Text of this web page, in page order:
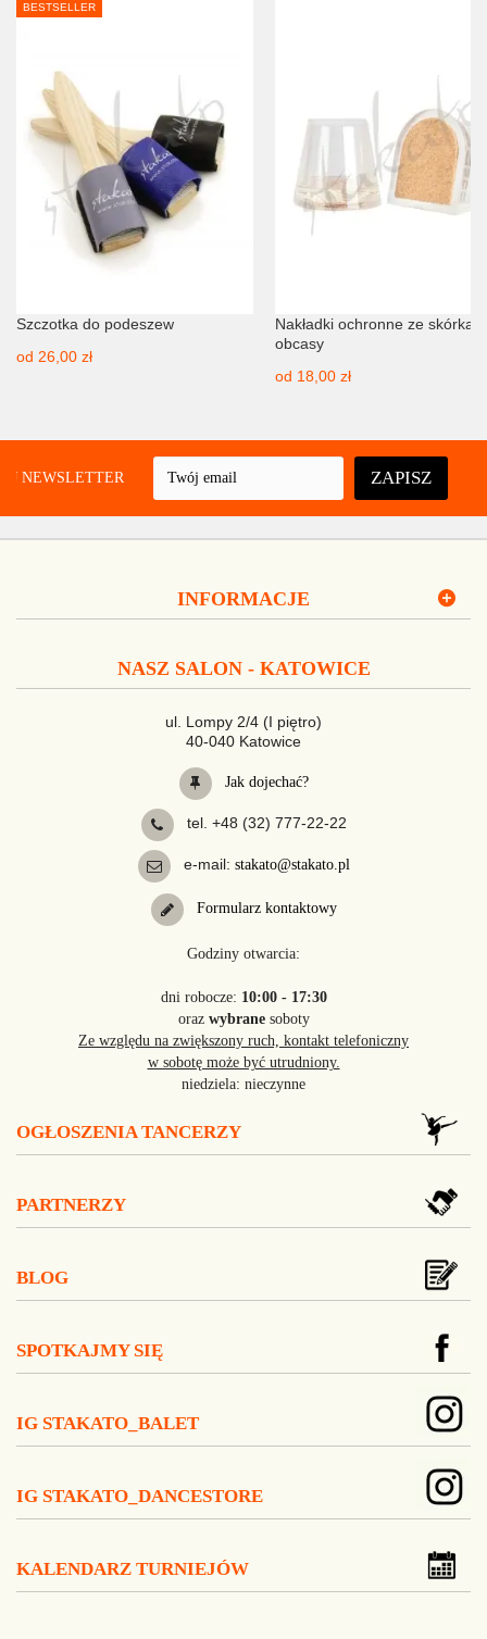
BESTSELLER
Szczotka do podeszew
od 26,00 zł
Nakładki ochronne ze skórką
obcasy
od 18,00 zł
NEWSLETTER ZAPISZ
INFORMACJE
NASZ SALON - KATOWICE
ul. Lompy 2/4 (I piętro)
40-040 Katowice
Jak dojechać?
tel. +48 (32) 777-22-22
e-mail: stakato@stakato.pl
Formularz kontaktowy
Godziny otwarcia:
dni robocze: 10:00 - 17:30
oraz wybranesoboty
Ze względu na zwiększony ruch, kontakt telefoniczny
w sobotę może być utrudniony.
niedziela: nieczynne
OGŁOSZENIA TANCERZY
PARTNERZY
BLOG
SPOTKAJMY SIĘ
IG STAKATO_BALET
IG STAKATO_DANCESTORE
KALENDARZ TURNIEJÓW